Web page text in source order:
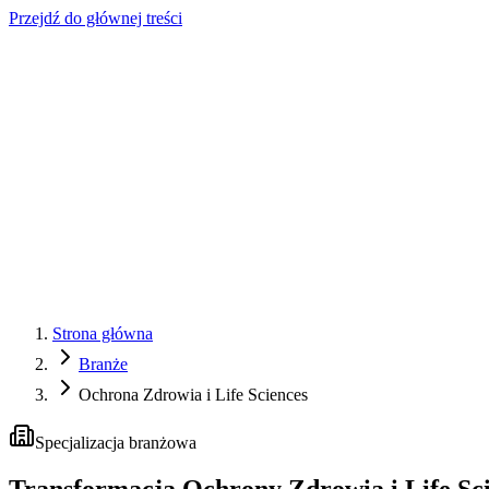
Przejdź do głównej treści
Strona główna
Branże
Ochrona Zdrowia i Life Sciences
Specjalizacja branżowa